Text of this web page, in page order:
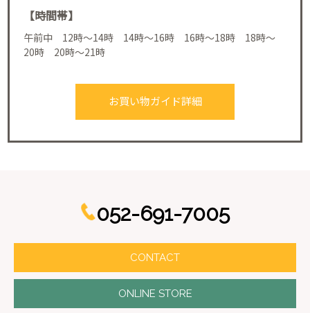
【時間帯】
午前中 12時～14時 14時～16時 16時～18時 18時～
20時 20時～21時
お買い物ガイド詳細
052-691-7005
CONTACT
ONLINE STORE